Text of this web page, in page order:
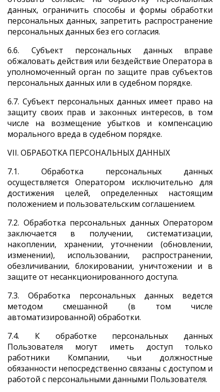
данных, ограничить способы и формы обработки
персональных данных, запретить распространение
персональных данных без его согласия.
6.6. Субъект персональных данных вправе
обжаловать действия или бездействие Оператора в
уполномоченный орган по защите прав субъектов
персональных данных или в судебном порядке.
6.7. Субъект персональных данных имеет право на
защиту своих прав и законных интересов, в том
числе на возмещение убытков и компенсацию
морального вреда в судебном порядке.
VII. ОБРАБОТКА ПЕРСОНАЛЬНЫХ ДАННЫХ
7.1. Обработка персональных данных
осуществляется Оператором исключительно для
достижения целей, определенных настоящим
положением и пользовательским соглашением.
7.2. Обработка персональных данных Оператором
заключается в получении, систематизации,
накоплении, хранении, уточнении (обновлении,
изменении), использовании, распространении,
обезличивании, блокировании, уничтожении и в
защите от несанкционированного доступа.
7.3. Обработка персональных данных ведется
методом смешанной (в том числе
автоматизированной) обработки.
7.4. К обработке персональных данных
Пользователя могут иметь доступ только
работники Компании, чьи должностные
обязанности непосредственно связаны с доступом и
работой с персональными данными Пользователя.